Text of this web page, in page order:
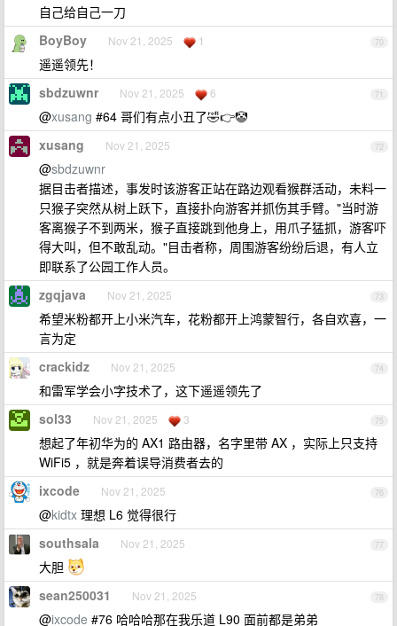
自己给自己一刀
70
BoyBoy Nov 21, 2025 1
遥遥领先！
71
sbdzuwnr Nov 21, 2025 6
@xusang #64 哥们有点小丑了🤣👉🤡
72
xusang Nov 21, 2025
@sbdzuwnr
据目击者描述，事发时该游客正站在路边观看猴群活动，未料一
只猴子突然从树上跃下，直接扑向游客并抓伤其手臂。"当时游
客离猴子不到两米，猴子直接跳到他身上，用爪子猛抓，游客吓
得大叫，但不敢乱动。"目击者称，周围游客纷纷后退，有人立
即联系了公园工作人员。
73
zgqjava Nov 21, 2025
希望米粉都开上小米汽车，花粉都开上鸿蒙智行，各自欢喜，一
言为定
74
crackidz Nov 21, 2025
和雷军学会小字技术了，这下遥遥领先了
75
sol33 Nov 21, 2025 3
想起了年初华为的 AX1 路由器，名字里带 AX ，实际上只支持
WiFi5 ，就是奔着误导消费者去的
76
ixcode Nov 21, 2025
@kidtx 理想 L6 觉得很行
77
southsala Nov 21, 2025
大胆
78
sean250031 Nov 21, 2025
@ixcode #76 哈哈哈那在我乐道 L90 面前都是弟弟